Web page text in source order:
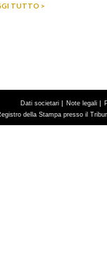
TUTTO >
Dati societari | Note legali |
della Stampa presso il